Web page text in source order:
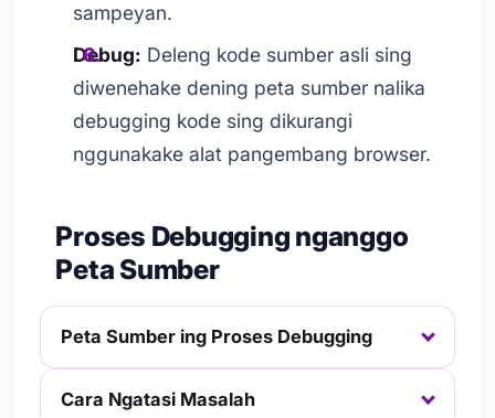
sampeyan.
Debug: Deleng kode sumber asli sing
diwenehake dening peta sumber nalika
debugging kode sing dikurangi
nggunakake alat pangembang browser.
Proses Debugging nganggo
Peta Sumber
Peta Sumber ing Proses Debugging
Cara Ngatasi Masalah